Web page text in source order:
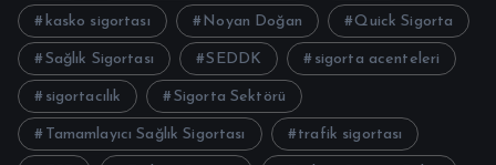
kasko sigortası Noyan Doğan Quick Sigorta
Sağlık Sigortası SEDDK sigorta acenteleri
sigortacılık Sigorta Sektörü
Tamamlayıcı Sağlık Sigortası trafik sigortası